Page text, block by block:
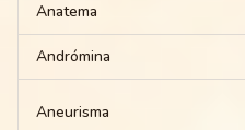
Anatema
Andrómina
Aneurisma